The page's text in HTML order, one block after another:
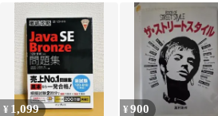
ディープラーニング
¥ 1,099 ¥900